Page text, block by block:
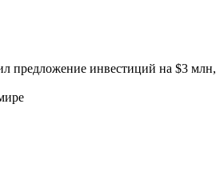
предложение инвестиций на $3 млн,